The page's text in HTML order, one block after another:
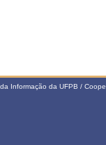
Informação da UFPB /